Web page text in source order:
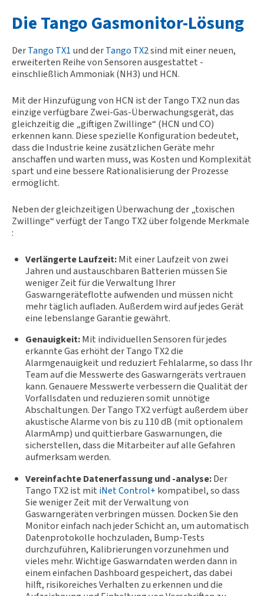
Die Tango Gasmonitor-Lösung
DerTango TX1 und derTango TX2sind mit einer neuen,
erweiterten Reihe von Sensoren ausgestattet -
einschließlich Ammoniak (NH3) und HCN.
Mit der Hinzufügung von HCN ist der Tango TX2 nun das
einzige verfügbare Zwei-Gas-Überwachungsgerät, das
gleichzeitig die „giftigen Zwillinge“ (HCN und CO)
erkennen kann. Diese spezielle Konfiguration bedeutet,
dass die Industrie keine zusätzlichen Geräte mehr
anschaffen und warten muss, was Kosten und Komplexität
spart und eine bessere Rationalisierung der Prozesse
ermöglicht.
Neben der gleichzeitigen Überwachung der „toxischen
Zwillinge“ verfügt der Tango TX2 über folgende Merkmale
:
Verlängerte Laufzeit:Mit einer Laufzeit von zwei
Jahren und austauschbaren Batterien müssen Sie
weniger Zeit für die Verwaltung Ihrer
Gaswarngeräteflotte aufwenden und müssen nicht
mehr täglich aufladen. Außerdem wird auf jedes Gerät
eine lebenslange Garantie gewährt.
Genauigkeit:Mit individuellen Sensoren für jedes
erkannte Gas erhöht der Tango TX2 die
Alarmgenauigkeit und reduziert Fehlalarme, so dass Ihr
Team auf die Messwerte des Gaswarngeräts vertrauen
kann. Genauere Messwerte verbessern die Qualität der
Vorfallsdaten und reduzieren somit unnötige
Abschaltungen. Der Tango TX2 verfügt außerdem über
akustische Alarme von bis zu 110 dB (mit optionalem
AlarmAmp) und quittierbare Gaswarnungen, die
sicherstellen, dass die Mitarbeiter auf alle Gefahren
aufmerksam werden.
Vereinfachte Datenerfassung und -analyse:Der
Tango TX2 ist mit iNet Control+ kompatibel, so dass
Sie weniger Zeit mit der Verwaltung von
Gaswarngeräten verbringen müssen. Docken Sie den
Monitor einfach nach jeder Schicht an, um automatisch
Datenprotokolle hochzuladen, Bump-Tests
durchzuführen, Kalibrierungen vorzunehmen und
vieles mehr. Wichtige Gaswarndaten werden dann in
einem einfachen Dashboard gespeichert, das dabei
hilft, risikoreiches Verhalten zu erkennen und die